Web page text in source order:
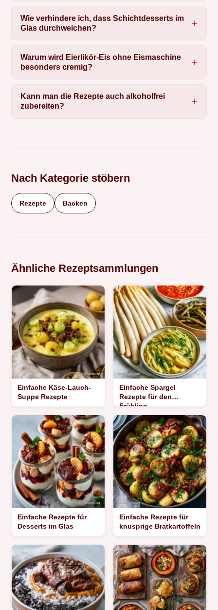
Wie verhindere ich, dass Schichtdesserts im
Glas durchweichen?
Warum wird Eierlikör-Eis ohne Eismaschine
besonders cremig?
Kann man die Rezepte auch alkoholfrei
zubereiten?
Nach Kategorie stöbern
Rezepte Backen
Ähnliche Rezeptsammlungen
Einfache Käse-Lauch-
Suppe Rezepte
Einfache Spargel
Rezepte für den
Frühling
Einfache Rezepte für
Desserts im Glas
Einfache Rezepte für
knusprige Bratkartoffeln